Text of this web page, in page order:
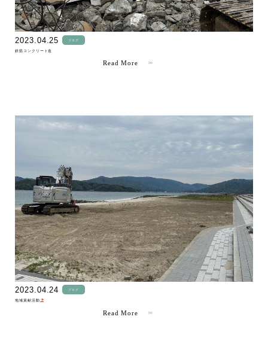
" >
2023.04.25 ブログ
鉄筋コンクリート造
Read More
" >
2023.04.24 ブログ
地域貢献活動
Read More